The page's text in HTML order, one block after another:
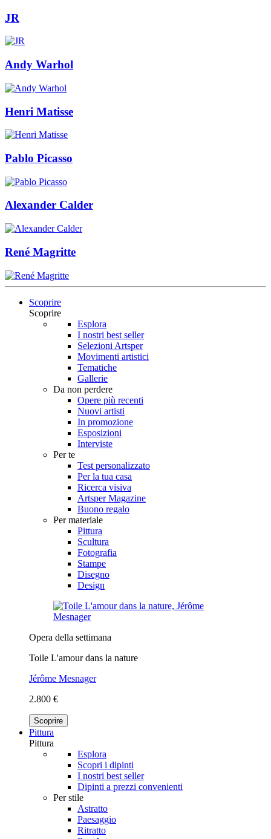
JR
Andy Warhol
Henri Matisse
Pablo Picasso
Alexander Calder
René Magritte
Scoprire
Scoprire
Esplora
I nostri best seller
Selezioni Artsper
Movimenti artistici
Tematiche
Gallerie
Da non perdere
Opere più recenti
Nuovi artisti
In promozione
Esposizioni
Interviste
Per te
Test personalizzato
Per la tua casa
Ricerca visiva
Artsper Magazine
Buono regalo
Per materiale
Pittura
Scultura
Fotografia
Stampe
Disegno
Design
Opera della settimana
Toile L'amour dans la nature
Jérôme Mesnager
2.800 €
Scoprire
Pittura
Pittura
Esplora
Scopri i dipinti
I nostri best seller
Dipinti a prezzi convenienti
Per stile
Astratto
Paesaggio
Ritratto